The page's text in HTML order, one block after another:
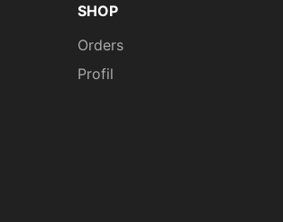
SHOP
Orders
Profil